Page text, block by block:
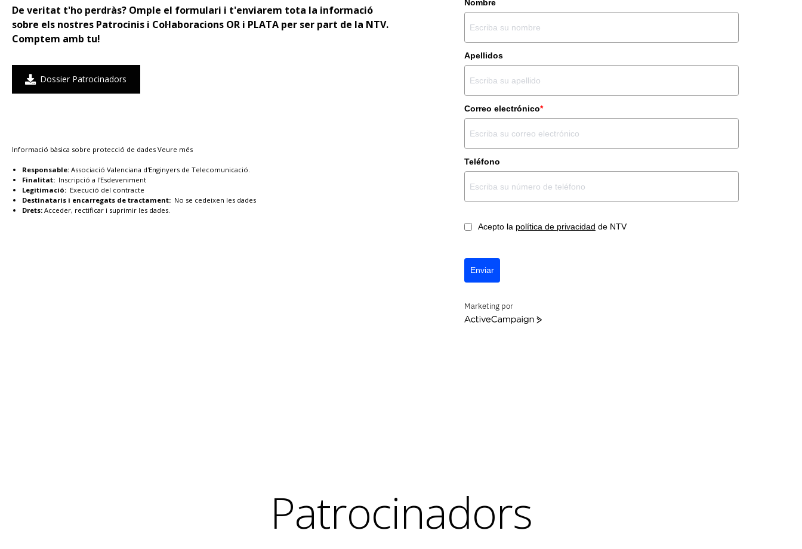
De veritat t'ho perdràs? Omple el formulari i t'enviarem tota la informació
sobre els nostres Patrocinis i Col·laboracions OR i PLATA per ser part de la NTV.
Comptem amb tu!
Dossier Patrocinadors
Informació bàsica sobre protecció de dades Veure més
Responsable:Associació Valenciana d'Enginyers de Telecomunicació.
Finalitat:Inscripció a l'Esdeveniment
Legitimació:Execució del contracte
Destinataris i encarregats de tractament:No se cedeixen les dades
Drets:Acceder, rectificar i suprimir les dades.
Nombre
Apellidos
Correo electrónico*
Teléfono
Acepto la política de privacidad de NTV
Enviar
Marketing por
ActiveCampaign
Patrocinadors